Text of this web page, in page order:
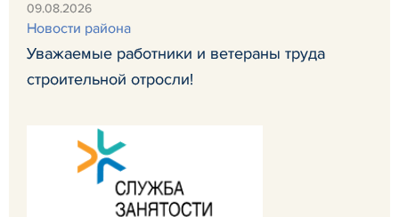
09.08.2026
Новости района
Уважаемые работники и ветераны труда
строительной отросли!